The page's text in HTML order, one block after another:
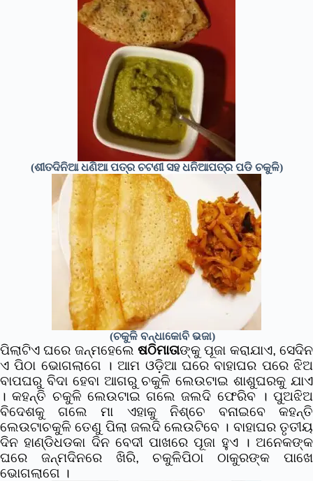
(ଶୀତଦିନିଆ ଧଣିଆ ପତ୍ର ଚଟଣୀ ସହ ଧନିଆପତ୍ର ପଡି ଚକୁଳି)
(ଚକୁଳି ବନ୍ଧାକୋବି ଭଜା)
ପିଲାଟିଏ ଘରେ ଜନ୍ମହେଲେ ଷଠିମାତାଙ୍କୁ ପୂଜା କରାଯାଏ, ସେଦିନ
ଏ ପିଠା ଭୋଗଲାଗେ । ଆମ ଓଡ଼ିଆ ଘରେ ବାହାଘର ପରେ ଝିଅ
ବାପଘରୁ ବିଦା ହେବା ଆଗରୁ ଚକୁଳି ଲେଉଟାଇ ଶାଶୁଘରକୁ ଯାଏ
। କହନ୍ତି ଚକୁଳି ଲେଉଟାଇ ଗଲେ ଜଲଦି ଫେରିବ । ପୁଅଝିଅ
ବିଦେଶକୁ ଗଲେ ମା ଏହାକୁ ନିଶ୍ଚେ ବନାଇବେ କହନ୍ତି
ଲେଉଟାଚକୁଳି ତେଣୁ ପିଲା ଜଲଦି ଲେଉଟିବେ । ବାହାଘର ତୃତୀୟ
ଦିନ ହାଣ୍ଡିଧଡକା ଦିନ ବେଦୀ ପାଖରେ ପୂଜା ହୁଏ । ଅନେକଙ୍କ
ଘରେ ଜନ୍ମଦିନରେ ଖିରି, ଚକୁଳିପିଠା ଠାକୁରଙ୍କ ପାଖେ
ଭୋଗଲାଗେ ।